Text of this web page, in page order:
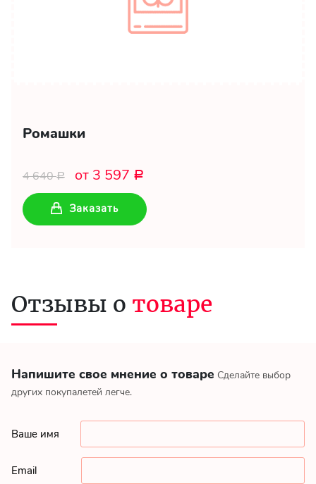
Ромашки
4 640Р от 3 597 Р
Заказать
Напишите свое мнение о товаре Сделайте выбор
других покупалетей легче.
Ваше имя
Email
Отзывы о товаре